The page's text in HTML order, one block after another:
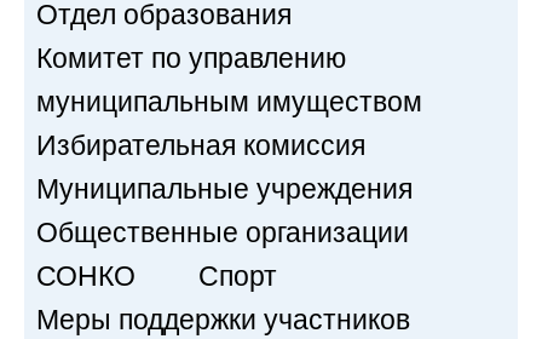
Отдел образования
Комитет по управлению
муниципальным имуществом
Избирательная комиссия
Муниципальные учреждения
Общественные организации
СОНКО
Спорт
Меры поддержки участников